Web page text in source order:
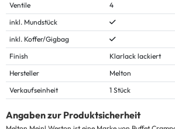
Ventile
4
inkl. Mundstück
inkl. Koffer/Gigbag
Finish
Klarlack lackiert
Hersteller
Melton
Verkaufseinheit
1 Stück
Angaben zur Produktsicherheit